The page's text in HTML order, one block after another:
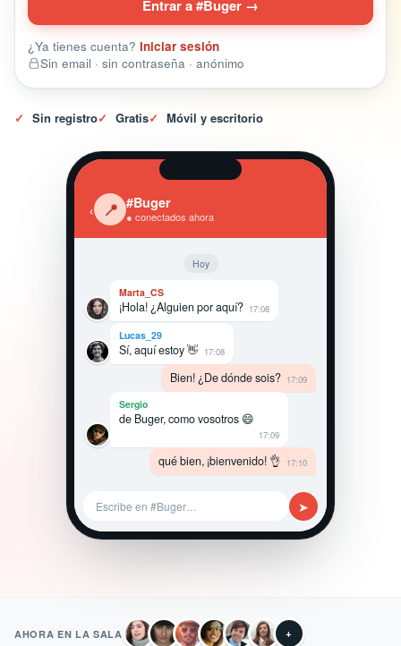
Entrar a #Buger →
¿Ya tienes cuenta? Iniciar sesión
Sin email · sin contraseña · anónimo
✓ Sin registro✓ Gratis✓ Móvil y escritorio
‹ 📍 #Buger
● conectados ahora
Hoy
Marta_CS
¡Hola! ¿Alguien por aquí? 17:08
Lucas_29
Sí, aquí estoy 👋 17:08
Bien! ¿De dónde sois? 17:09
Sergio
de Buger, como vosotros 😄
17:09
qué bien, ¡bienvenido! 👌 17:10
Escribe en #Buger… ➤
AHORA EN LA SALA +